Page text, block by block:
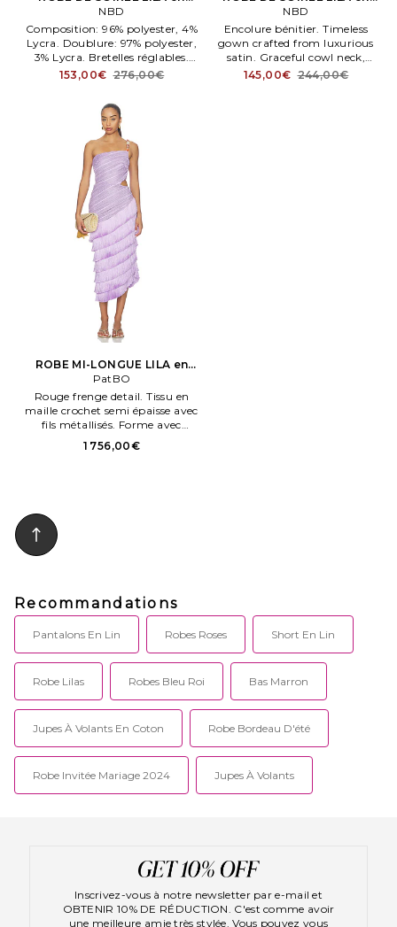
Chair
NBD
Composition: 96% polyester, 4%
Lycra. Doublure: 97% polyester,
3% Lycra. Bretelles réglables.
Tissu satin avec finition
Fermé par glissière dissimulée
au dos.
153,00€ 276,00€
Marine
NBD
Encolure bénitier. Timeless
gown crafted from luxurious
satin. Graceful cowl neck,
striking slit detail. Perfect for
145,00€ 244,00€
ROBE MI-LONGUE LILA en
Violet
PatBO
Rouge frenge detail. Tissu en
maille crochet semi épaisse avec
fils métallisés. Forme avec
découpes. Tie. Entièrement
doublé. Glissière dissimulée sur
1 756,00€
Recommandations
Pantalons En Lin Robes Roses Short En Lin
Robe Lilas Robes Bleu Roi Bas Marron
Jupes À Volants En Coton Robe Bordeau D'été
Robe Invitée Mariage 2024 Jupes À Volants
Inscrivez-vous à notre newsletter par e-mail et
OBTENIR 10% DE RÉDUCTION. C'est comme avoir
une meilleure amie très stylée. Vous pouvez vous